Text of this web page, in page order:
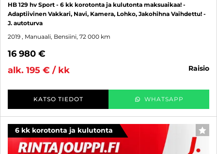
HB 129 hv Sport - 6 kk korotonta ja kulutonta maksuaikaa! -
Adaptiivinen Vakkari, Navi, Kamera, Lohko, Jakohihna Vaihdettu! -
J. autoturva
2019 , Manuaali, Bensiini, 72 000 km
16 980 €
alk. 195 € / kk
raisio
KATSO TIEDOT WHATSAPP
6 kk korotonta ja kulutonta